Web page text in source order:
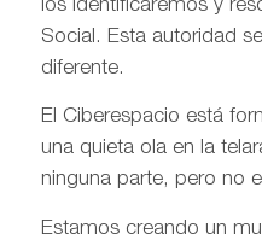
los identificaremos y
Social. Esta autoridad
diferente.
El Ciberespacio está
una quieta ola en la
ninguna parte, pero no
Estamos creando un